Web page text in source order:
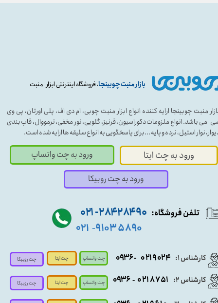
بازار منبت چوبینجا، فروشگاه اینترنتی ابزار منبت
منبت چوبینجا ارایه کننده انواع ابزار منبت چوبی، ام دی اف، پلی اورتان، پی وی
می باشد. انواع ملزومات دکوراسیون، قرنیز، گلویی، نور مخفی، ترمووال، قاب بندی
نوار استیل، نرده و پایه ...برای پاسخگویی به انواع سلیقه ها ارایه شده است.
کارشناس ۱: ۰۲۱۹۰۲۴ - ۰۹۳۶
ورود به چت ایتا ورود به چت واتساپ
تلفن فروشگاه: ۹۰ ۲۸۴ ۲۸۴- ۰۲۱
۵۸۹۰ ۹۱۰۳ -۰۲۱
کارشناس ۲: ۰۲۱۸۷۵۱ - ۰۹۳۶
ورود به چت روبیکا
چت واتساپ
چت واتساپ
چت ایتا
چت ایتا
چت روبیکا
چت روبیکا